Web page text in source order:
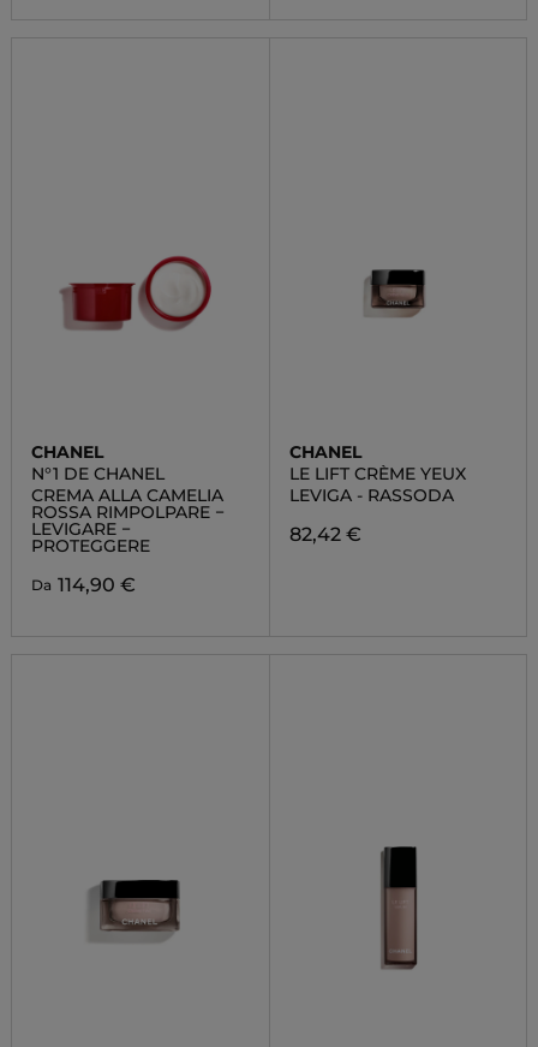
CHANEL
N°1 DE CHANEL
CREMA ALLA CAMELIA
ROSSA RIMPOLPARE −
LEVIGARE −
PROTEGGERE
Da 114,90 €
CHANEL
LE LIFT CRÈME YEUX
LEVIGA - RASSODA
82,42 €